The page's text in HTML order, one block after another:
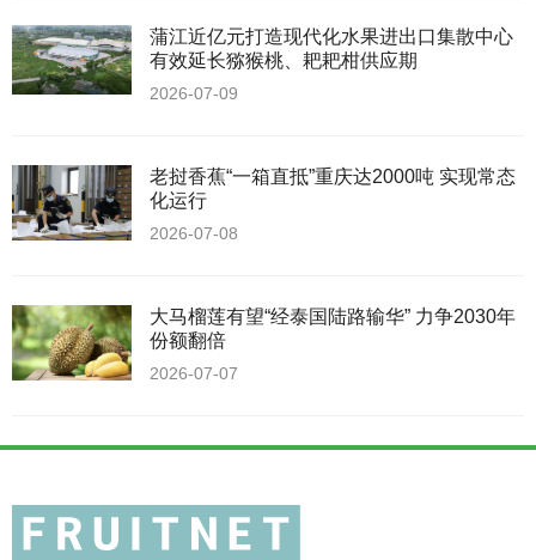
蒲江近亿元打造现代化水果进出口集散中心
有效延长猕猴桃、耙耙柑供应期
2026-07-09
老挝香蕉“一箱直抵”重庆达2000吨 实现常态
化运行
2026-07-08
大马榴莲有望“经泰国陆路输华” 力争2030年
份额翻倍
2026-07-07